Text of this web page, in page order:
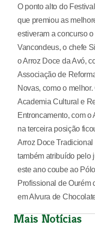
O ponto alto do
que premiou as
estiveram a concurso
Vancondeus, o chefe
o Arroz Doce da Avó,
Associação de
Novas, como o
Academia Cultural e
Entroncamento, com o
na terceira posição
Arroz Doce
também atribuído pelo
este ano coube ao
Profissional de Ourém
em Alvura de
Mais Notícias